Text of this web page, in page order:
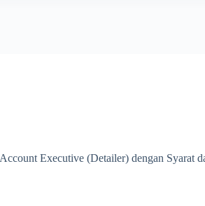
Executive (Detailer) dengan Syarat